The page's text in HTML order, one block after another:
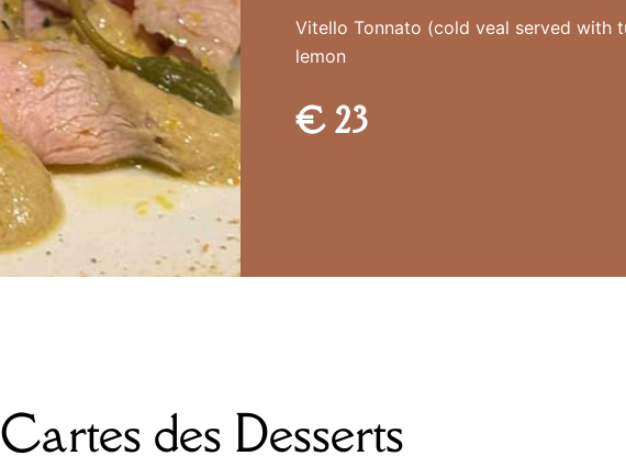
Vitello Tonnato (cold veal served with
lemon
€ 23
des Desserts